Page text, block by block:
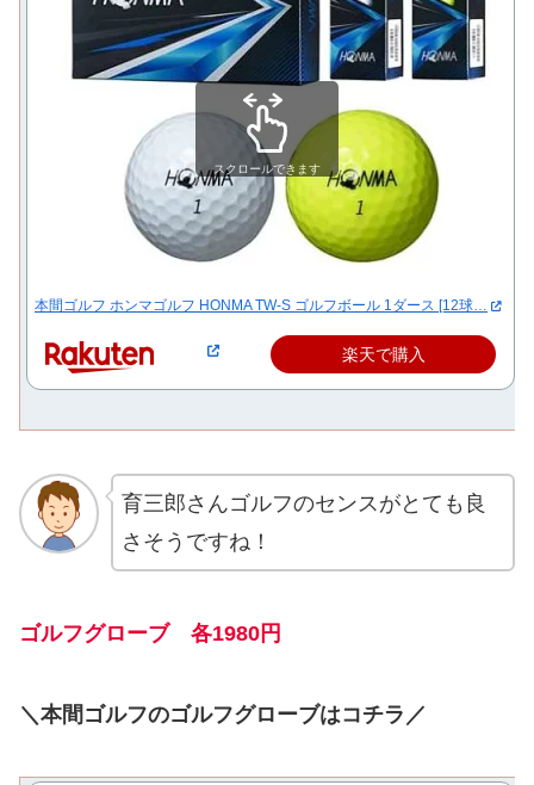
本間ゴルフ ホンマゴルフ HONMA TW-S ゴルフボール 1ダース [12球…
楽天で購入
スクロールできます
育三郎さんゴルフのセンスがとても良
さそうですね！
ゴルフグローブ 各1980円
＼本間ゴルフのゴルフグローブはコチラ／